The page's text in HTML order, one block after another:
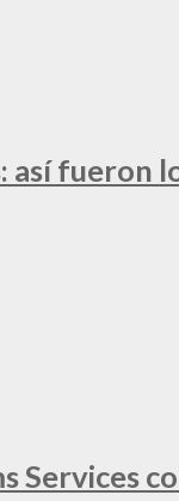
así fueron
Services